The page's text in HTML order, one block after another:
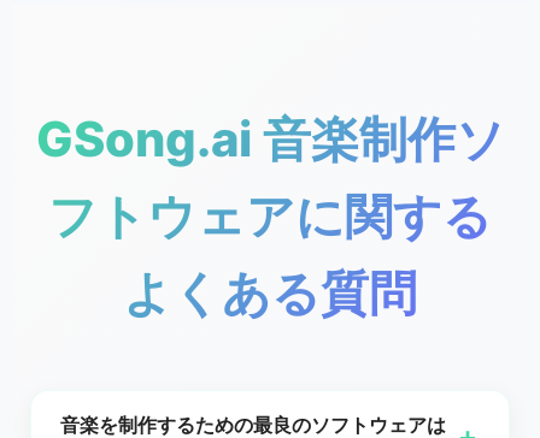
GSong.ai 音楽制作ソ
フトウェアに関する
よくある質問
音楽を制作するための最良のソフトウェアは